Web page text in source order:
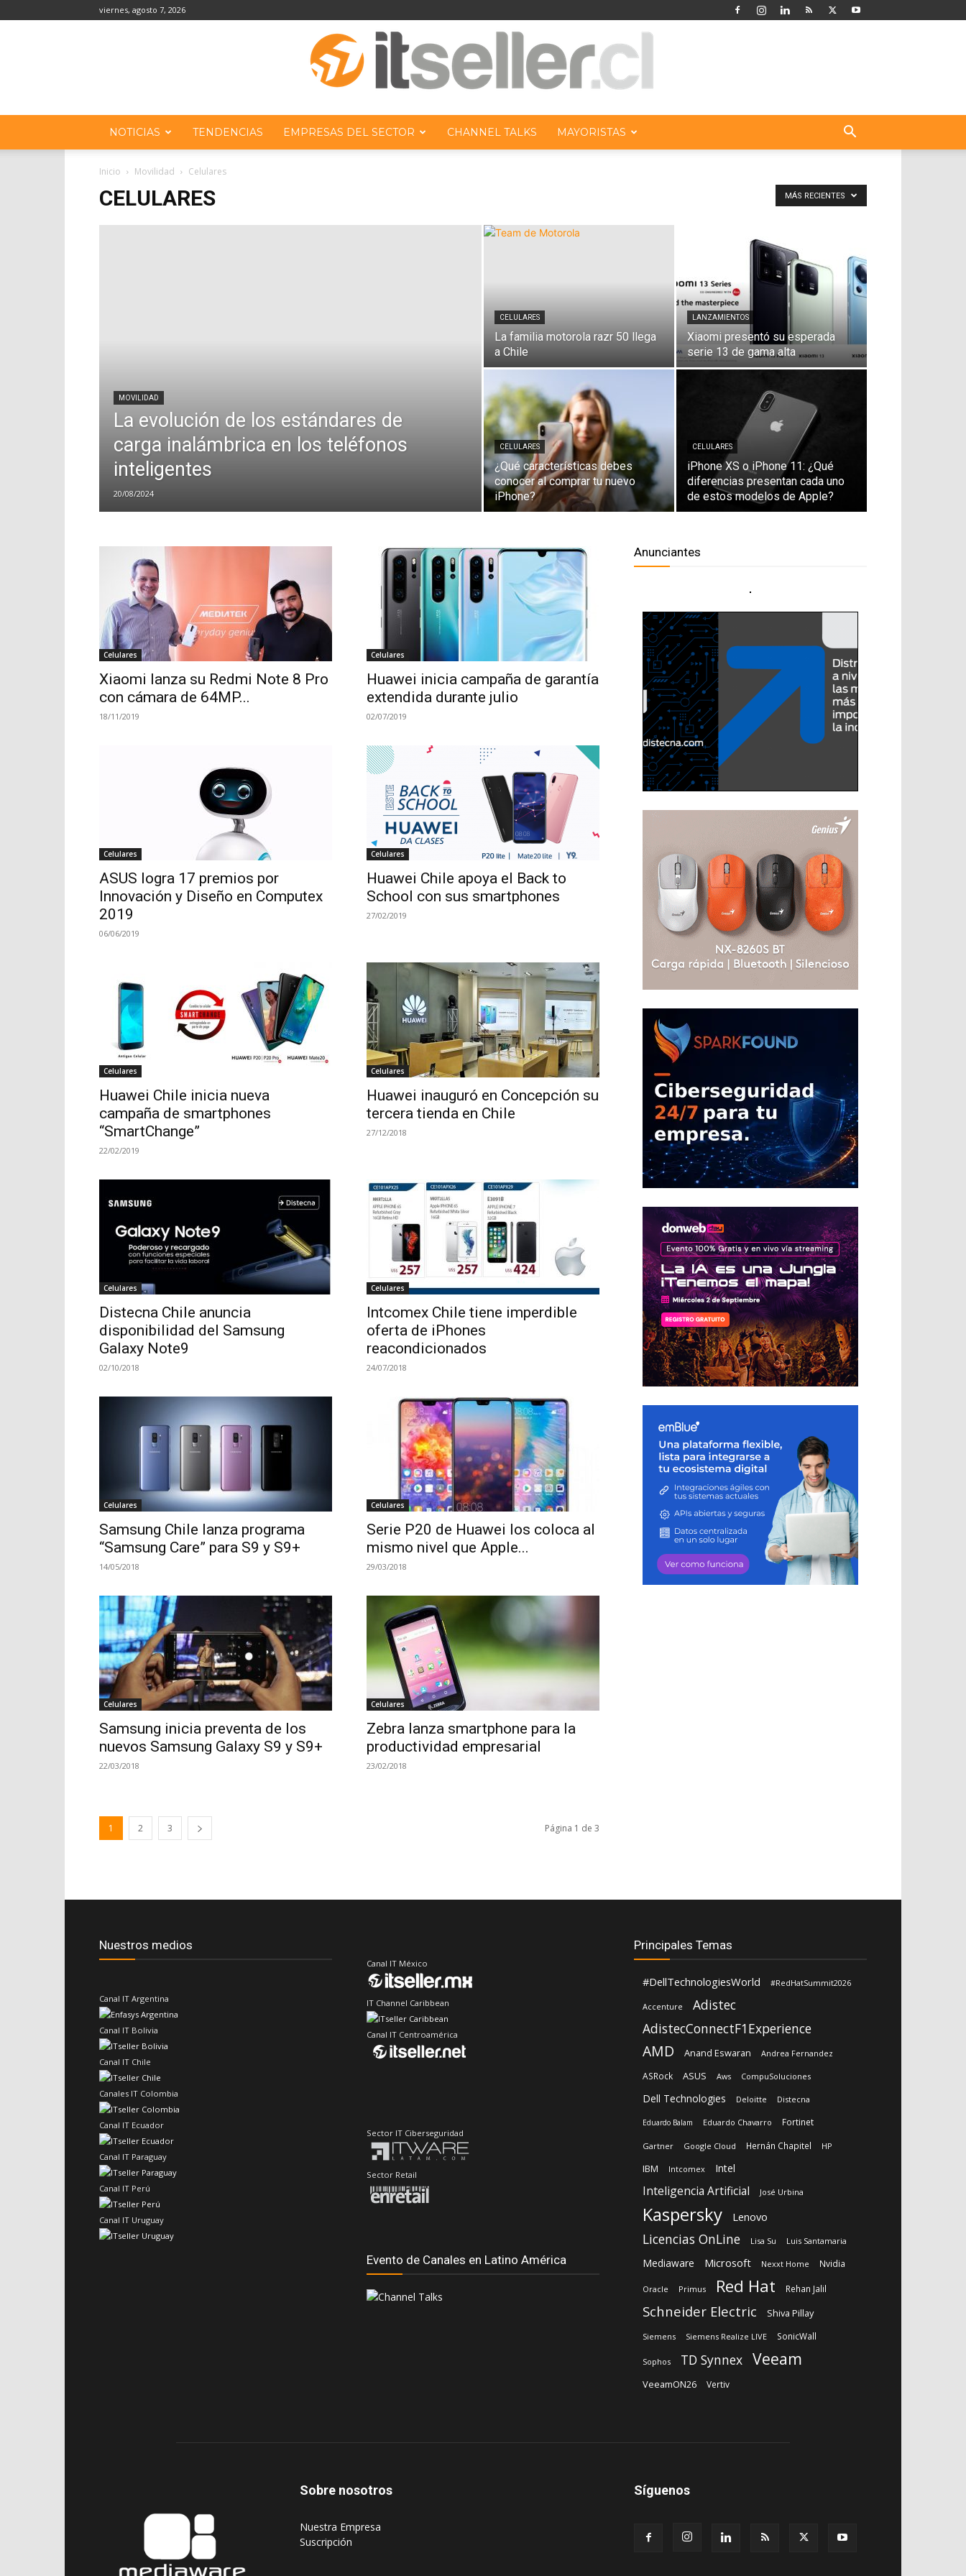
viernes, agosto 7, 2026
NOTICIAS TENDENCIAS EMPRESAS DEL SECTOR CHANNEL TALKS MAYORISTAS
Inicio Movilidad Celulares
CELULARES MÁS RECIENTES
MOVILIDAD
La evolución de los estándares de
carga inalámbrica en los teléfonos
inteligentes
20/08/2024
CELULARES
La familia motorola razr 50 llega
a Chile
LANZAMIENTOS
Xiaomi presentó su esperada
serie 13 de gama alta
CELULARES
¿Qué características debes
conocer al comprar tu nuevo
iPhone?
CELULARES
iPhone XS o iPhone 11: ¿Qué
diferencias presentan cada uno
de estos modelos de Apple?
Celulares
Xiaomi lanza su Redmi Note 8 Pro
con cámara de 64MP...
18/11/2019
Celulares
Huawei inicia campaña de garantía
extendida durante julio
02/07/2019
Celulares
ASUS logra 17 premios por
Innovación y Diseño en Computex
2019
06/06/2019
Celulares
Huawei Chile apoya el Back to
School con sus smartphones
27/02/2019
Celulares
Huawei Chile inicia nueva
campaña de smartphones
“SmartChange”
22/02/2019
Celulares
Huawei inauguró en Concepción su
tercera tienda en Chile
27/12/2018
Celulares
Distecna Chile anuncia
disponibilidad del Samsung
Galaxy Note9
02/10/2018
Celulares
Intcomex Chile tiene imperdible
oferta de iPhones
reacondicionados
24/07/2018
Celulares
Samsung Chile lanza programa
“Samsung Care” para S9 y S9+
14/05/2018
Celulares
Serie P20 de Huawei los coloca al
mismo nivel que Apple...
29/03/2018
Celulares
Samsung inicia preventa de los
nuevos Samsung Galaxy S9 y S9+
22/03/2018
Celulares
Zebra lanza smartphone para la
productividad empresarial
23/02/2018
1 2 3 Página 1 de 3
Anunciantes
Nuestros medios
Canal IT Argentina
Canal IT Bolivia
Canal IT Chile
Canales IT Colombia
Canal IT Ecuador
Canal IT Paraguay
Canal IT Perú
Canal IT Uruguay
Canal IT México
IT Channel Caribbean
Canal IT Centroamérica
Sector IT Ciberseguridad
Sector Retail
Evento de Canales en Latino América
Principales Temas
#DellTechnologiesWorld #RedHatSummit2026
Accenture
Adistec
AdistecConnectF1Experience
AMD Anand Eswaran Andrea Fernandez
ASRock ASUS Aws CompuSoluciones
Dell Technologies Deloitte Distecna
Eduardo Balam Eduardo Chavarro Fortinet
Gartner Google Cloud Hernán Chapitel HP
IBM Intcomex Intel
Inteligencia Artificial José Urbina
Kaspersky Lenovo
Licencias OnLine Lisa Su Luis Santamaria
Mediaware Microsoft Nexxt Home Nvidia
Oracle Primus Red Hat Rehan Jalil
Schneider Electric Shiva Pillay
Siemens Siemens Realize LIVE SonicWall
Sophos TD Synnex Veeam
VeeamON26 Vertiv
Sobre nosotros
‎Nuestra Empresa
‎Suscripción
Síguenos